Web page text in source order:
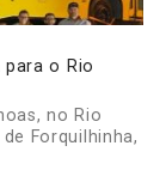
o Rio
no Rio
Forquilhinha,